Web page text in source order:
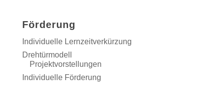
Förderung
Individuelle Lernzeitverkürzung
Drehtürmodell
Projektvorstellungen
Individuelle Förderung